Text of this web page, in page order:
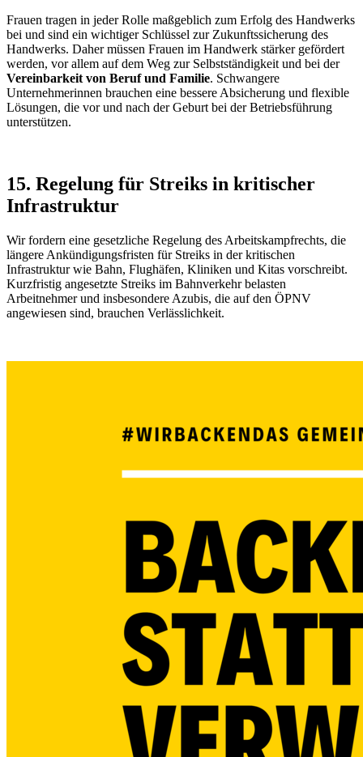
Frauen tragen in jeder Rolle maßgeblich zum Erfolg des Handwerks
bei und sind ein wichtiger Schlüssel zur Zukunftssicherung des
Handwerks. Daher müssen Frauen im Handwerk stärker gefördert
werden, vor allem auf dem Weg zur Selbstständigkeit und bei der
Vereinbarkeit von Beruf und Familie. Schwangere
Unternehmerinnen brauchen eine bessere Absicherung und flexible
Lösungen, die vor und nach der Geburt bei der Betriebsführung
unterstützen.
15. Regelung für Streiks in kritischer
Infrastruktur
Wir fordern eine gesetzliche Regelung des Arbeitskampfrechts, die
längere Ankündigungsfristen für Streiks in der kritischen
Infrastruktur wie Bahn, Flughäfen, Kliniken und Kitas vorschreibt.
Kurzfristig angesetzte Streiks im Bahnverkehr belasten
Arbeitnehmer und insbesondere Azubis, die auf den ÖPNV
angewiesen sind, brauchen Verlässlichkeit.